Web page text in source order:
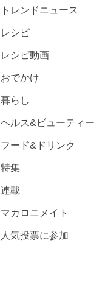
トレンドニュース
レシピ
レシピ動画
おでかけ
暮らし
ヘルス&ビューティー
フード&ドリンク
特集
連載
マカロニメイト
人気投票に参加